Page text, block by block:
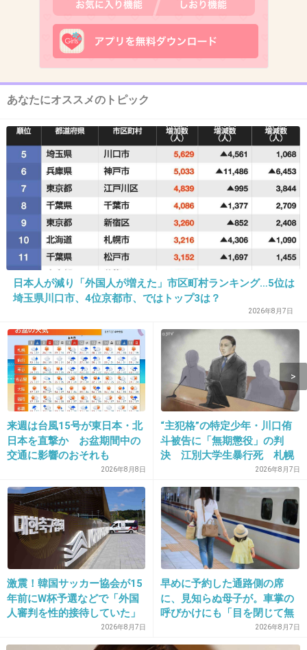
出典：yasai.aromahow.com
+92 -10
きついかどうかに処女は関係ないってことね
+105 -8
13. 匿名2013/05/08(水) 05:36:41
膣トレ商品とか売ってるよね
-9
14. 匿名2013/05/08(水) 05:37:32
ああ、あれ自分だけじゃなかったんだｗ
そして原因がアソコの緩みだとは知らなかった
(´Д｀)
-10
あなたにオススメのトピック
日本人が減り「外国人が増えた」市区町村ランキング…5位は
埼玉県川口市、4位京都市、ではトップ3は？
2026年8月7日
来週は台風15号が東日本・北
日本を直撃か お盆期間中の
交通に影響のおそれも
2026年8月8日
“主犯格”の特定少年・川口侑
斗被告に「無期懲役」の判
決 江別大学生暴行死 札幌
2026年8月7日
激震！韓国サッカー協会が15
年前にW杯予選などで「外国
人審判を性的接待していた」
疑惑のスキャンダルが発覚！
7試合20人が対象で日本人審
2026年8月7日
早めに予約した通路側の席
に、見知らぬ母子が。車掌の
呼びかけにも「目を閉じて無
視」して居座られました。無
理やり奪われた席は、結局“や
2026年8月7日